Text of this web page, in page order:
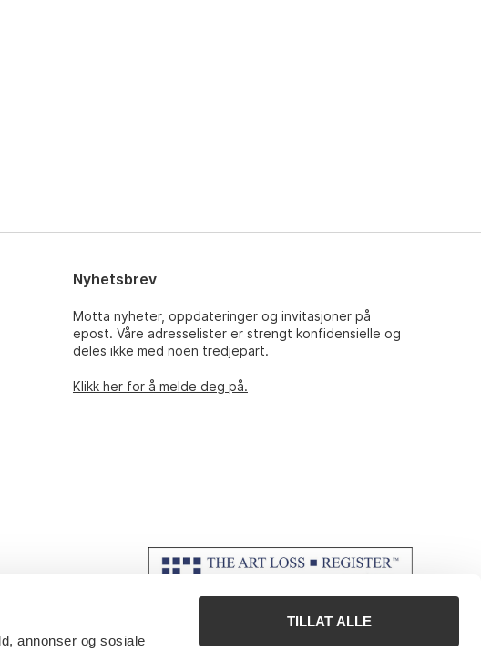
annonser og sosiale
TILLAT ALLE
Nyhetsbrev
Motta nyheter, oppdateringer og invitasjoner på
epost. Våre adresselister er strengt konfidensielle og
deles ikke med noen tredjepart.
Klikk her for å melde deg på.